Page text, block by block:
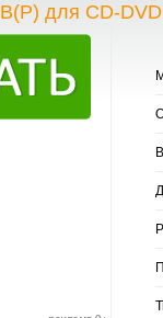
для CD-